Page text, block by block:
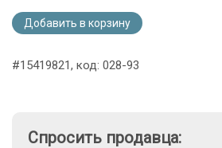
Добавить в корзину
#15419821, код: 028-93
Спросить продавца: